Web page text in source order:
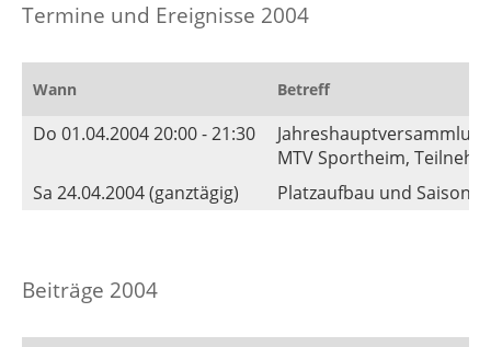
Termine und Ereignisse 2004
Wann Betreff
Do 01.04.2004 20:00 - 21:30
Jahreshauptversammlung
MTV Sportheim,
Sa 24.04.2004 (ganztägig)
Platzaufbau und
Beiträge 2004